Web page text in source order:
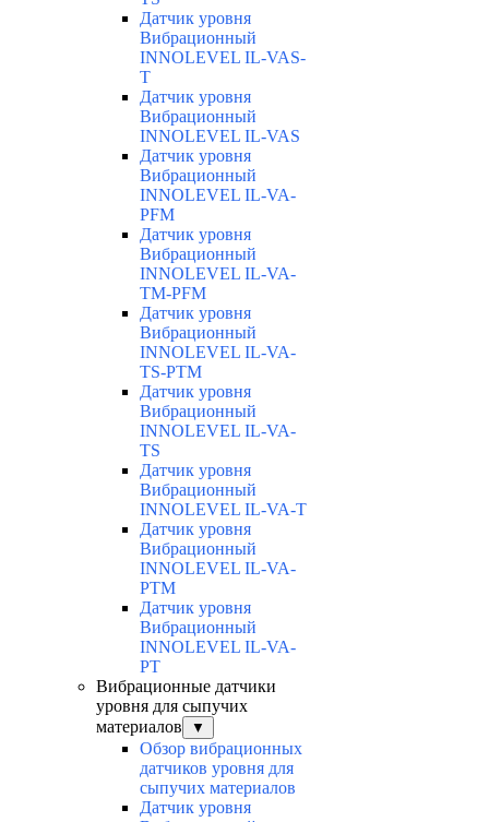
Датчик уровня
Вибрационный
INNOLEVEL IL-VAS-
T
Датчик уровня
Вибрационный
INNOLEVEL IL-VAS
Датчик уровня
Вибрационный
INNOLEVEL IL-VA-
PFM
Датчик уровня
Вибрационный
INNOLEVEL IL-VA-
TM-PFM
Датчик уровня
Вибрационный
INNOLEVEL IL-VA-
TS-PTM
Датчик уровня
Вибрационный
INNOLEVEL IL-VA-
TS
Датчик уровня
Вибрационный
INNOLEVEL IL-VA-T
Датчик уровня
Вибрационный
INNOLEVEL IL-VA-
PTM
Датчик уровня
Вибрационный
INNOLEVEL IL-VA-
PT
Вибрационные датчики
уровня для сыпучих
материалов
▼
Обзор вибрационных
датчиков уровня для
сыпучих материалов
Датчик уровня